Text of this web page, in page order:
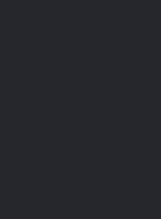
a persona (esente IVA)
verrà addebitata la marca da
specificando nell'oggetto della e-mail